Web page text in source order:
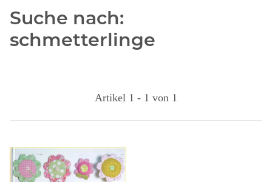
Suche nach:
schmetterlinge
Artikel 1 - 1 von 1